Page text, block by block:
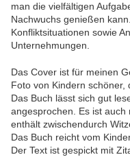
man die vielfältigen
Nachwuchs genießen
Konfliktsituationen sowie
Unternehmungen.
Das Cover ist für meinen
Foto von Kindern schöner,
Das Buch lässt sich gut
angesprochen. Es ist
enthält zwischendurch
Das Buch reicht vom
Der Text ist gespickt mit